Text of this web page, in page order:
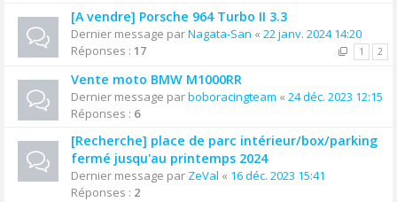
[A vendre] Porsche 964 Turbo II 3.3
Dernier message parNagata-San « 22 janv. 2024 14:20
Réponses : 17 1 2
Vente moto BMW M1000RR
Dernier message parboboracingteam « 24 déc. 2023 12:15
Réponses : 6
[Recherche] place de parc intérieur/box/parking
fermé jusqu'au printemps 2024
Dernier message par ZeVal « 16 déc. 2023 15:41
Réponses : 2